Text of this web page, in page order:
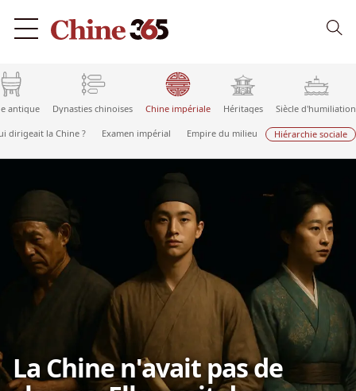
antique Dynasties chinoises Chine impériale Héritages Siècle d'humiliation
dirigeait la Chine ? Examen impérial Empire du milieu Hiérarchie sociale
La Chine n'avait pas de